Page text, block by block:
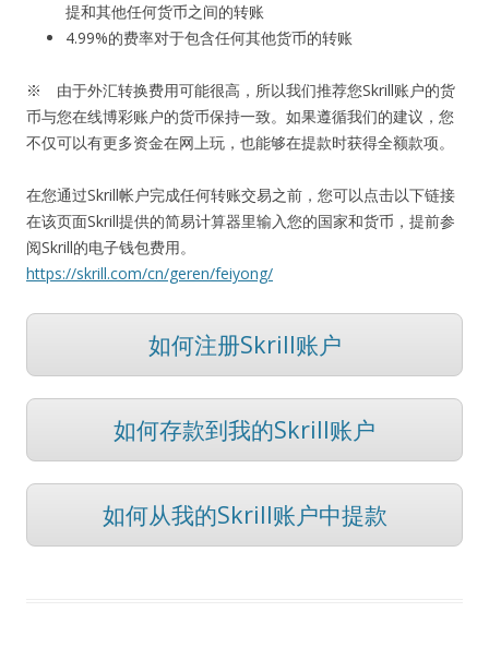
提和其他任何货币之间的转账
4.99%的费率对于包含任何其他货币的转账
※ 由于外汇转换费用可能很高，所以我们推荐您Skrill账户的货
币与您在线博彩账户的货币保持一致。如果遵循我们的建议，您
不仅可以有更多资金在网上玩，也能够在提款时获得全额款项。
在您通过Skrill帐户完成任何转账交易之前，您可以点击以下链接
在该页面Skrill提供的简易计算器里输入您的国家和货币，提前参
阅Skrill的电子钱包费用。
https://skrill.com/cn/geren/feiyong/
如何注册Skrill账户
如何存款到我的Skrill账户
如何从我的Skrill账户中提款